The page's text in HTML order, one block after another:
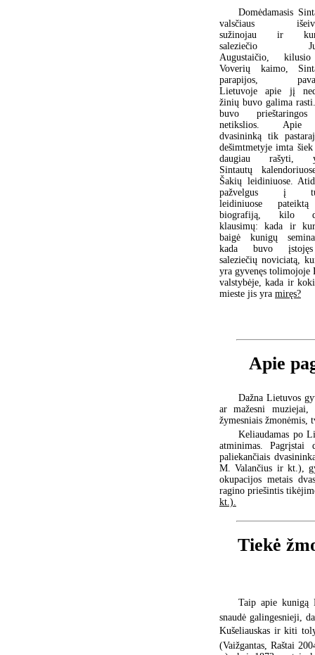
Domėdamasis
valsčiaus
sužinojau ir
saleziečio
Augustaičio,
Voverių kaimo,
parapijos,
Lietuvoje apie jį
žinių buvo galima
buvo
netikslios.
dvasininką tik
dešimtmetyje imta
daugiau rašyti,
Sintautų
Šakių leidiniuose.
pažvelgus į
leidiniuose
biografiją, kilo
klausimų: kada ir
baigė kunigų
kada buvo
saleziečių noviciatą,
yra gyvenęs tolimojoje
valstybėje, kada ir
mieste jis yra miręs?
Apie
Dažna Lietuvos
ar mažesni muziejai,
žymesniais
Keliaudamas po
atminimas.
paliekančiais
M. Valančius ir kt.),
okupacijos metais
ragino priešintis
kt.).
Tiekė
Taip apie kunigą
snaudė galingesnieji,
Kušeliauskas ir kiti
(Vaižgantas, Raštai